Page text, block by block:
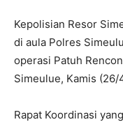
Kepolisian Resor
di aula Polres
operasi Patuh
Simeulue, Kamis (26/
Rapat Koordinasi